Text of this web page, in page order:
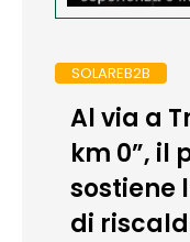
SOLAREB2B
Al via a
km 0”, il
sostiene
di